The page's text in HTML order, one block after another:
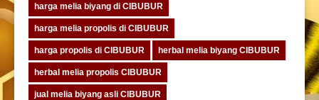
harga melia biyang di CIBUBUR
harga melia propolis di CIBUBUR
harga propolis di CIBUBUR herbal melia biyang CIBUBUR
herbal melia propolis CIBUBUR
jual melia biyang asli CIBUBUR